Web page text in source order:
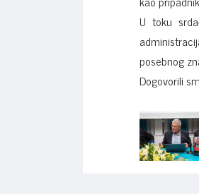
U toku
posebnog
Dogovorili